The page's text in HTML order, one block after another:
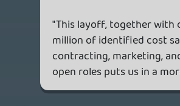
2025: 6 milliárd $(becsült)
Tökéletes példája annak, hogy vágják
romba a 'befektetők' a munkából megélni
szándékozók életét. Az a kényszeres
növekedési mánia, ami a gazdaság